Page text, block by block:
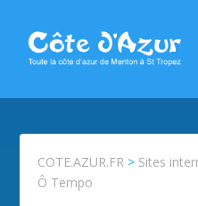
COTE.AZUR.FR > Sites
Ô Tempo